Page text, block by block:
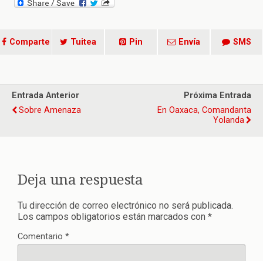
Comparte Tuitea Pin Envía SMS
Entrada Anterior
Sobre Amenaza
Próxima Entrada
En Oaxaca, Comandanta
Yolanda
Deja una respuesta
Tu dirección de correo electrónico no será publicada.
Los campos obligatorios están marcados con *
Comentario *